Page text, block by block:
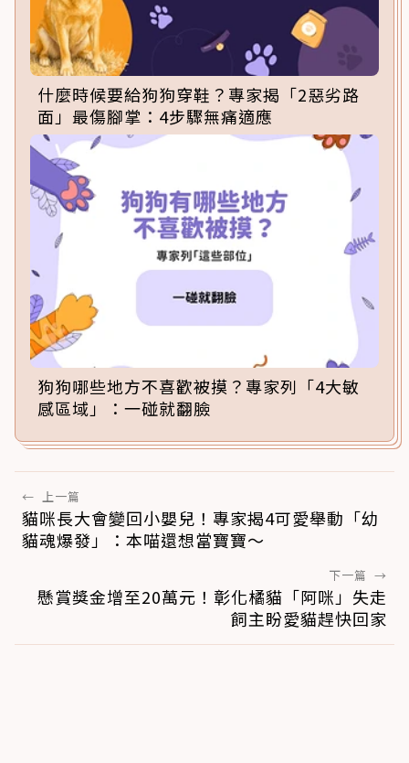
什麼時候要給狗狗穿鞋？專家揭「2惡劣路
面」最傷腳掌：4步驟無痛適應
狗狗哪些地方不喜歡被摸？專家列「4大敏
感區域」：一碰就翻臉
← 上一篇
貓咪長大會變回小嬰兒！專家揭4可愛舉動「幼
貓魂爆發」：本喵還想當寶寶～
下一篇 →
懸賞獎金增至20萬元！彰化橘貓「阿咪」失走
飼主盼愛貓趕快回家